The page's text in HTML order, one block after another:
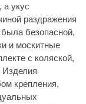
а укус
раздражения
безопасной,
и москитные
с коляской,
Изделия
крепления,